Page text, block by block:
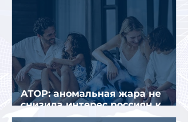
АТОР: аномальная жара не
снизила интерес россиян к
летнему отдыху в Европе